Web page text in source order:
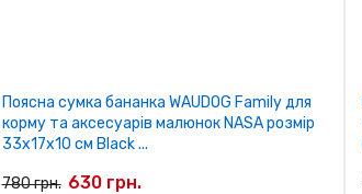
Поясна сумка бананка WAUDOG Family для
корму та аксесуарів малюнок NASA розмір
33x17x10 см Black ...
780 грн. 630 грн.